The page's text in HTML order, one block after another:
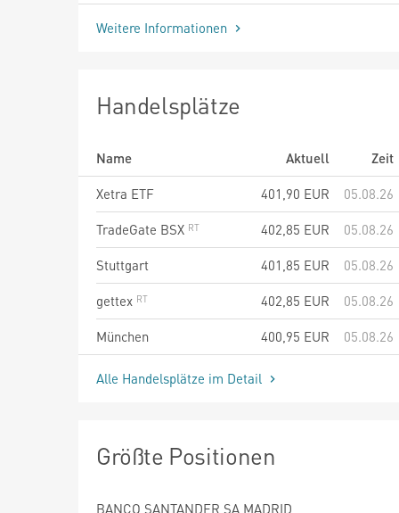
Weitere Informationen
Handelsplätze
Name Aktuell
Zeit
Xetra ETF
401,90 EUR
05.08.26
TradeGate BSX
402,85 EUR
05.08.26
Stuttgart
401,85 EUR
05.08.26
gettex
402,85 EUR
05.08.26
München
400,95 EUR 05.08.26
Alle Handelsplätze im Detail
Größte Positionen
BANCO SANTANDER SA MADRID